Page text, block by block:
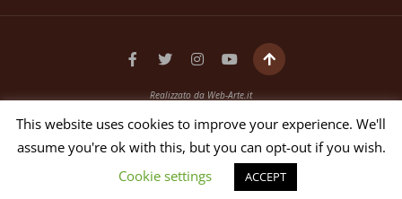
Realizzato da Web-Arte.it
EDITORE ANTONIO TOSCANO Via Bellini, 21 35012 Camposampiero (PD)
P.IVA 03551640653 - N. REG. ROC 26268
DIRETTORE RESPONSABILE ANTONIO TOSCANO
This website uses cookies to improve your experience. We'll
assume you're ok with this, but you can opt-out if you wish.
Cookie settings
ACCEPT